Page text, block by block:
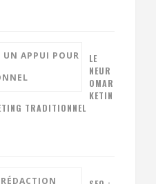
LE
NEUR
OMAR
KETIN
TRADITIONNEL